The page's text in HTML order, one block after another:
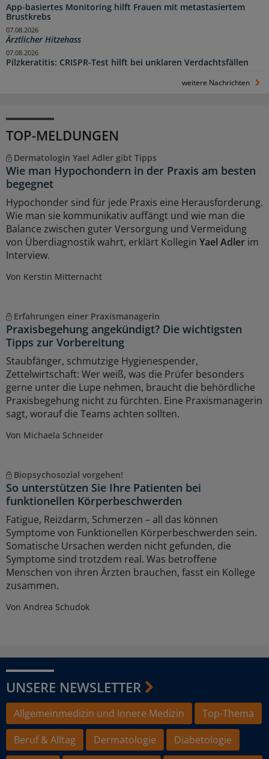
App-basiertes Monitoring hilft Frauen mit metastasiertem
Brustkrebs
Ärztlicher Hitzehass
07.08.2026
Pilzkeratitis: CRISPR-Test hilft bei unklaren Verdachtsfällen
07.08.2026
weitere Nachrichten
TOP-MELDUNGEN
Dermatologin Yael Adler gibt Tipps
Wie man Hypochondern in der Praxis am besten
begegnet
Hypochonder sind für jede Praxis eine Herausforderung.
Wie man sie kommunikativ auffängt und wie man die
Balance zwischen guter Versorgung und Vermeidung
von Überdiagnostik wahrt, erklärt Kollegin Yael Adler im
Interview.
Von Kerstin Mitternacht
Erfahrungen einer Praxismanagerin
Praxisbegehung angekündigt? Die wichtigsten
Tipps zur Vorbereitung
Staubfänger, schmutzige Hygienespender,
Zettelwirtschaft: Wer weiß, was die Prüfer besonders
gerne unter die Lupe nehmen, braucht die behördliche
Praxisbegehung nicht zu fürchten. Eine Praxismanagerin
sagt, worauf die Teams achten sollten.
Von Michaela Schneider
Biopsychosozial vorgehen!
So unterstützen Sie Ihre Patienten bei
funktionellen Körperbeschwerden
Fatigue, Reizdarm, Schmerzen – all das können
Symptome von Funktionellen Körperbeschwerden sein.
Somatische Ursachen werden nicht gefunden, die
Symptome sind trotzdem real. Was betroffene
Menschen von ihren Ärzten brauchen, fasst ein Kollege
zusammen.
Von Andrea Schudok
UNSERE NEWSLETTER
Allgemeinmedizin und Innere Medizin
Top-Thema
Beruf & Alltag
Dermatologie
Diabetologie